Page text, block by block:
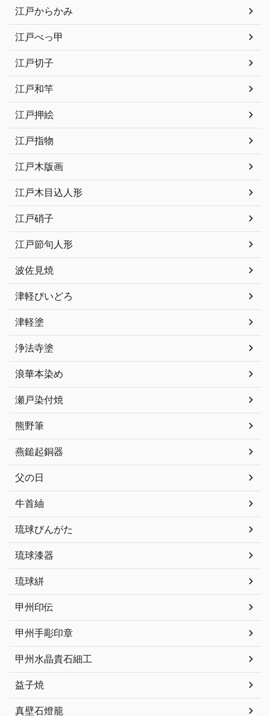
江戸からかみ
江戸べっ甲
江戸切子
江戸和竿
江戸押絵
江戸指物
江戸木版画
江戸木目込人形
江戸硝子
江戸節句人形
波佐見焼
津軽びいどろ
津軽塗
浄法寺塗
浪華本染め
瀬戸染付焼
熊野筆
燕鎚起銅器
父の日
牛首紬
琉球びんがた
琉球漆器
琉球絣
甲州印伝
甲州手彫印章
甲州水晶貴石細工
益子焼
真壁石燈籠